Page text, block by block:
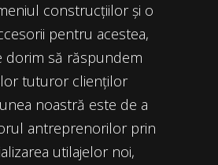
construcțiilor și o
pentru acestea,
dorim să răspundem
tuturor clienților
noastră este de a
antreprenorilor prin
utilajelor noi,